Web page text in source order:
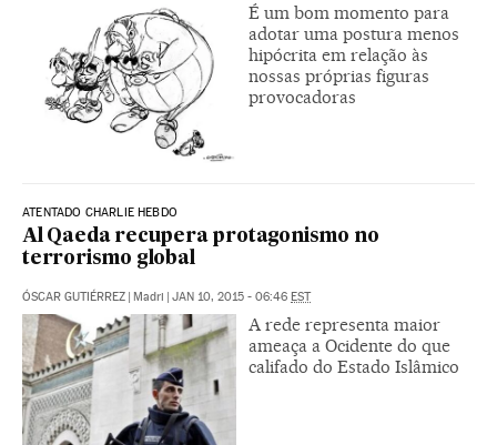
É um bom momento para
adotar uma postura menos
hipócrita em relação às
nossas próprias figuras
provocadoras
ATENTADO CHARLIE HEBDO
Al Qaeda recupera protagonismo no
terrorismo global
ÓSCAR GUTIÉRREZ | Madri | JAN 10, 2015 - 06:46 EST
A rede representa maior
ameaça a Ocidente do que
califado do Estado Islâmico